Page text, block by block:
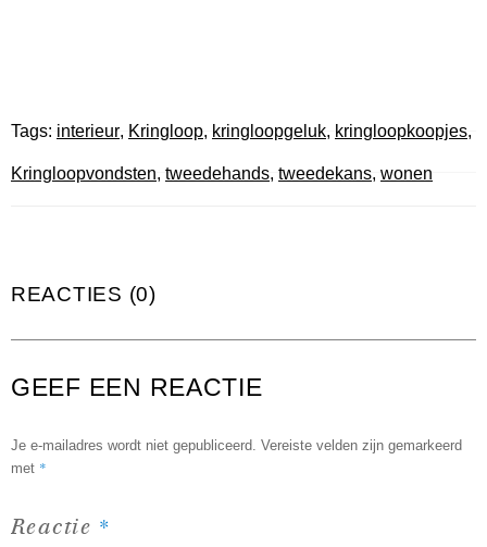
Tags: interieur, Kringloop, kringloopgeluk, kringloopkoopjes,
Kringloopvondsten, tweedehands, tweedekans, wonen
REACTIES (0)
GEEF EEN REACTIE
Je e-mailadres wordt niet gepubliceerd. Vereiste velden zijn gemarkeerd
met *
Reactie *